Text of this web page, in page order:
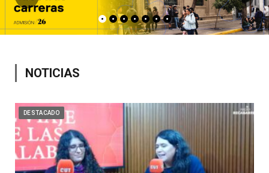
NOTICIAS
DESTACADO